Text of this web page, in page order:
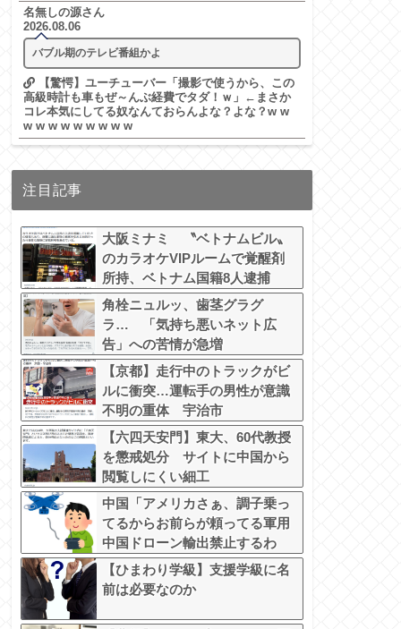
名無しの源さん
2026.08.06
バブル期のテレビ番組かよ
【驚愕】ユーチューバー「撮影で使うから、この
高級時計も車もぜ～んぶ経費でタダ！ｗ」←まさか
コレ本気にしてる奴なんておらんよな？よな？w w
w w w w w w w w w
注目記事
大阪ミナミ 〝ベトナムビル〟
のカラオケVIPルームで覚醒剤
所持、ベトナム国籍8人逮捕
角栓ニュルッ、歯茎グラグ
ラ… 「気持ち悪いネット広
告」への苦情が急増
【京都】走行中のトラックがビ
ルに衝突…運転手の男性が意識
不明の重体 宇治市
【六四天安門】東大、60代教授
を懲戒処分 サイトに中国から
閲覧しにくい細工
中国「アメリカさぁ、調子乗っ
てるからお前らが頼ってる軍用
中国ドローン輸出禁止するわ
w」
【ひまわり学級】支援学級に名
前は必要なのか